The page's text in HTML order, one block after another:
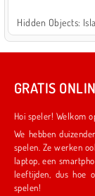
Hidden Objects:
GRATIS
Hoi speler! Welkom
We hebben
spelen. Ze werken
laptop, een smartphone of een tablet. We hebben iets voor spelers van alle
leeftijden, dus hoe oud je
spelen!